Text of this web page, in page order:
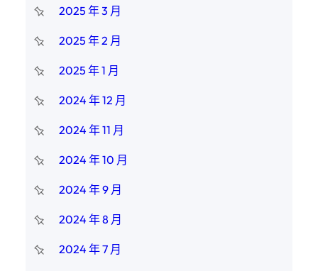
2025 年 3 月
2025 年 2 月
2025 年 1 月
2024 年 12 月
2024 年 11 月
2024 年 10 月
2024 年 9 月
2024 年 8 月
2024 年 7 月